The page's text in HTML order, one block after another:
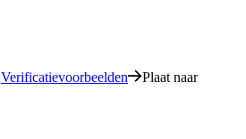
Verificatievoorbeelden
Plaat naar